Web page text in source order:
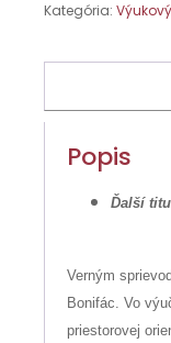
2
Svet
-
Kategória:
Popis
Ďalší
Verným
Bonifác. Vo
priestorovej